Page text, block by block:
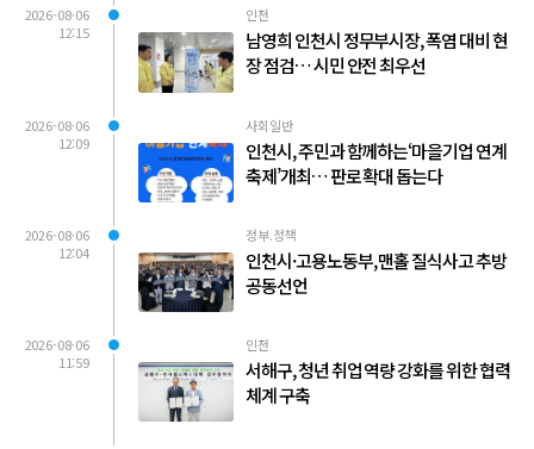
2026-08-06
12:15
인천
남영희 인천시 정무부시장, 폭염 대비 현
장 점검… 시민 안전 최우선
2026-08-06
12:09
사회일반
인천시, 주민과 함께하는‘마을기업 연계
축제’개최… 판로 확대 돕는다
2026-08-06
12:04
정부.정책
인천시·고용노동부, 맨홀 질식사고 추방
공동선언
2026-08-06
11:59
인천
서해구, 청년 취업 역량 강화를 위한 협력
체계 구축